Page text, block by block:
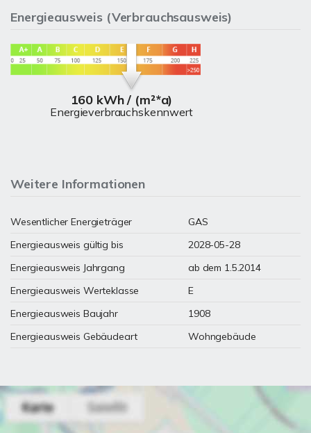
Energieausweis (Verbrauchsausweis)
160 kWh / (m²*a)
Energieverbrauchskennwert
Weitere Informationen
Wesentlicher Energieträger
GAS
Energieausweis gültig bis
2028-05-28
Energieausweis Jahrgang
ab dem 1.5.2014
Energieausweis Werteklasse
E
Energieausweis Baujahr
1908
Energieausweis Gebäudeart
Wohngebäude